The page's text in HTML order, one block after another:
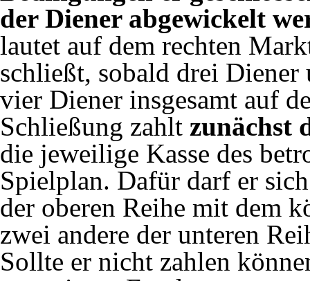
der Diener abgewickelt
lautet auf dem rechten
schließt, sobald drei Diener
vier Diener insgesamt auf
Schließung zahlt zunächst
die jeweilige Kasse des
Spielplan. Dafür darf er
der oberen Reihe mit dem
zwei andere der unteren
Sollte er nicht zahlen